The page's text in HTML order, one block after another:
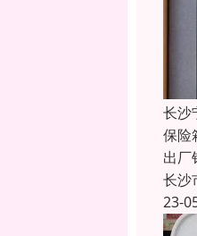
长沙
保险
出厂
长沙
23-